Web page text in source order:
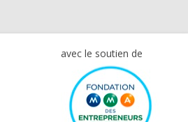
avec le soutien de